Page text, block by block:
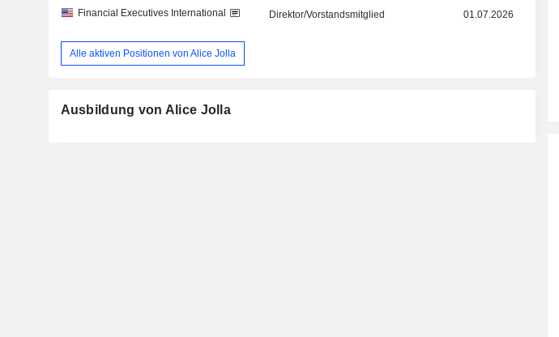
Financial Executives International Direktor/Vorstandsmitglied 01.07.2026
Alle aktiven Positionen von Alice Jolla
Ausbildung von Alice Jolla